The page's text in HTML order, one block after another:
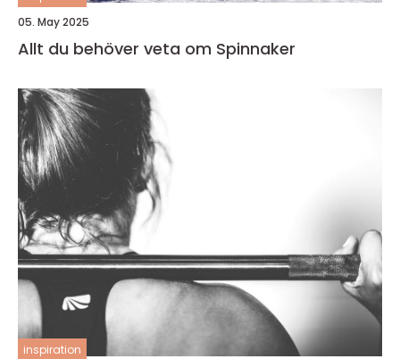
05. May 2025
Allt du behöver veta om Spinnaker
inspiration